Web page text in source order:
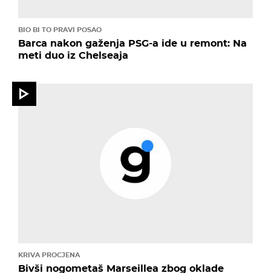
BIO BI TO PRAVI POSAO
Barca nakon gaženja PSG-a ide u remont: Na
meti duo iz Chelseaja
KRIVA PROCJENA
Bivši nogometaš Marseillea zbog oklade